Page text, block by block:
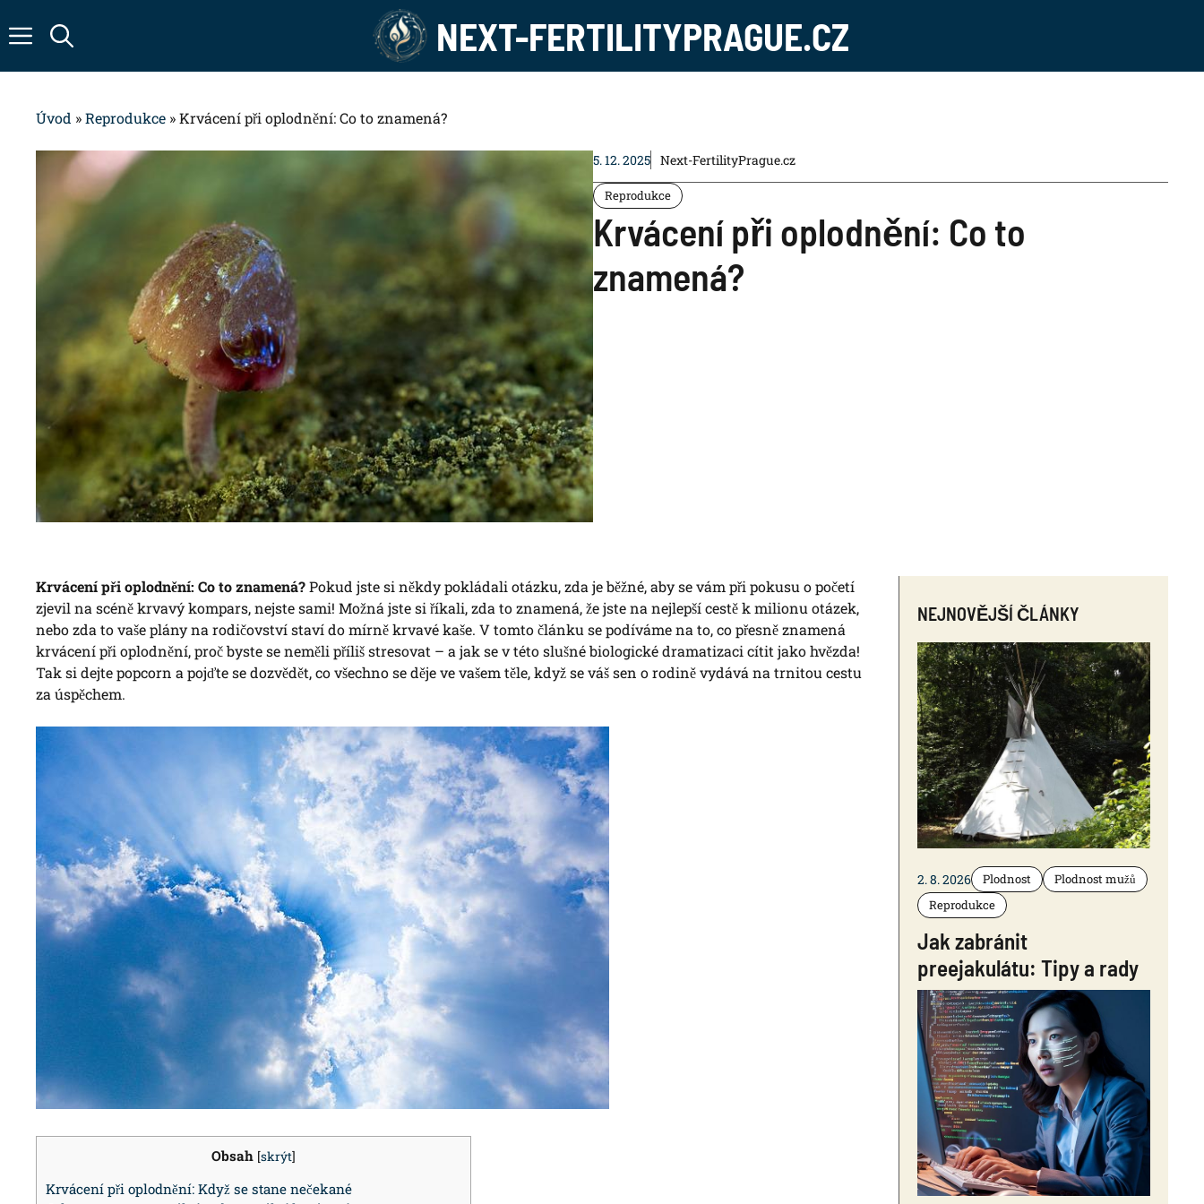
na
NEXT-FERTILITYPRAGUE.CZ
Úvod »Reprodukce »Krvácení při oplodnění: Co to znamená?
5. 12. 2025 Next-FertilityPrague.cz
Reprodukce
Krvácení při oplodnění: Co to
znamená?
Krvácení při oplodnění: Co to znamená?Pokud jste si někdy pokládali otázku, zda je běžné, aby se vám při pokusu o početí
zjevil na scéně krvavý kompars, nejste sami! Možná jste si říkali, zda to znamená, že jste na nejlepší cestě k milionu otázek,
nebo zda to vaše plány na rodičovství staví do mírně krvavé kaše. V tomto článku se podíváme na to, co přesně znamená
krvácení při oplodnění, proč byste se neměli příliš stresovat – a jak se v této slušné biologické dramatizaci cítit jako hvězda!
Tak si dejte popcorn a pojďte se dozvědět, co všechno se děje ve vašem těle, když se váš sen o rodině vydává na trnitou cestu
za úspěchem.
Obsah [skrýt]
Krvácení při oplodnění: Když se stane nečekané
NEJNOVĚJŠÍ ČLÁNKY
2. 8. 2026 Plodnost
Plodnost mužů
Reprodukce
Jak zabránit
preejakulátu: Tipy a rady